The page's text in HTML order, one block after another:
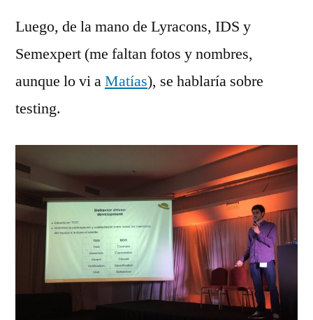
Luego, de la mano de Lyracons, IDS y
Semexpert (me faltan fotos y nombres,
aunque lo vi aMatías), se hablaría sobre
testing.